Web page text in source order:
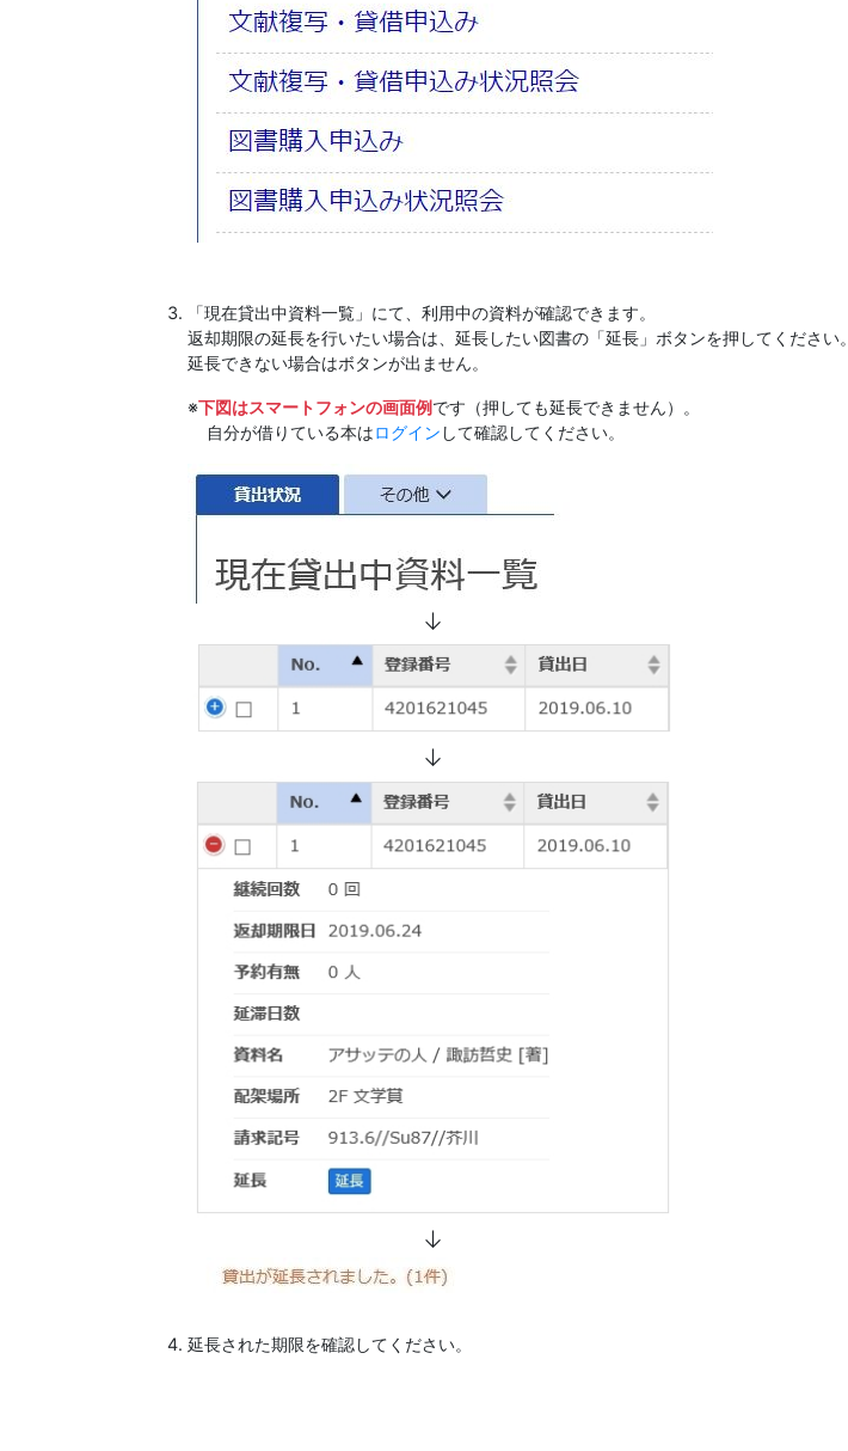
「現在貸出中資料一覧」にて、利用中の資料が確認できます。
返却期限の延長を行いたい場合は、延長したい図書の「延長」ボタンを押してください。
延長できない場合はボタンが出ません。
※下図はスマートフォンの画面例です（押しても延長できません）。
自分が借りている本はログイン して確認してください。
↓
↓
↓
延長された期限を確認してください。